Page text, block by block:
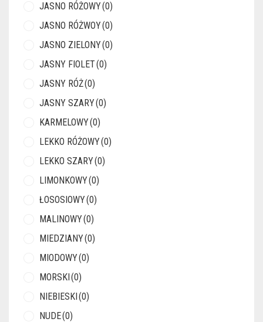
JASNO RÓŻOWY(0)
JASNO RÓŻWOY(0)
JASNO ZIELONY(0)
JASNY FIOLET(0)
JASNY RÓŻ(0)
JASNY SZARY(0)
KARMELOWY(0)
LEKKO RÓŻOWY(0)
LEKKO SZARY(0)
LIMONKOWY(0)
ŁOSOSIOWY(0)
MALINOWY(0)
MIEDZIANY(0)
MIODOWY(0)
MORSKI(0)
NIEBIESKI(0)
NUDE(0)